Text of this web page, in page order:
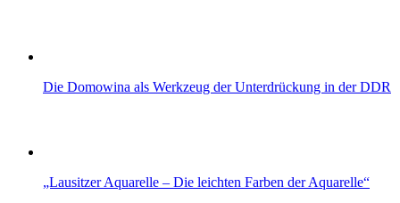
Die Domowina als Werkzeug der Unterdrückung in der DDR
„Lausitzer Aquarelle – Die leichten Farben der Aquarelle“